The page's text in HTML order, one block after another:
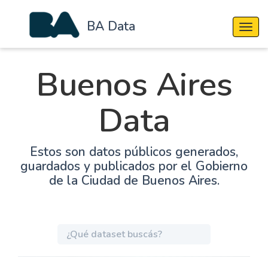
BA Data
Buenos Aires
Data
Estos son datos públicos generados,
guardados y publicados por el Gobierno
de la Ciudad de Buenos Aires.